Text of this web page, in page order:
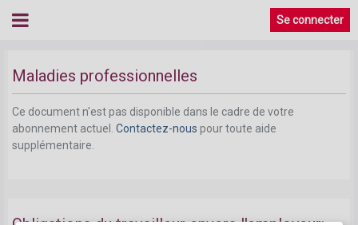
Se connecter
Maladies professionnelles
Ce document n'est pas disponible dans le cadre de votre
abonnement actuel. Contactez-nous pour toute aide
supplémentaire.